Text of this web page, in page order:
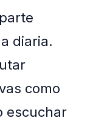
diaria.
como
escuchar